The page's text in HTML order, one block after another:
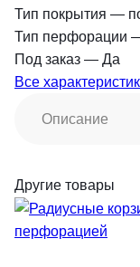
Тип покрытия —
Тип перфорации
Под заказ — Да
Все
Описание
Другие товары